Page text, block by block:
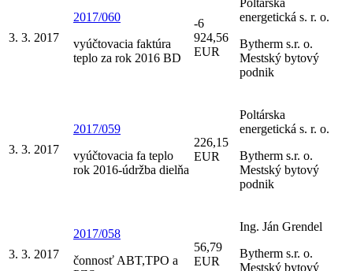
3. 3. 2017
2017/060
vyúčtovacia faktúra
teplo za rok 2016 BD
-6
924,56
EUR
energetická s. r. o.
Bytherm s.r. o.
Mestský bytový
podnik
3. 3. 2017
2017/059
vyúčtovacia fa teplo
rok 2016-údržba dielňa
226,15
EUR
Poltárska
energetická s. r. o.
Bytherm s.r. o.
Mestský bytový
podnik
3. 3. 2017
2017/058
čonnosť ABT,TPO a
56,79
EUR
Ing. Ján Grendel
Bytherm s.r. o.
Mestský bytový